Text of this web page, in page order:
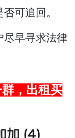
可追回。
尽早寻求法律
，出租买